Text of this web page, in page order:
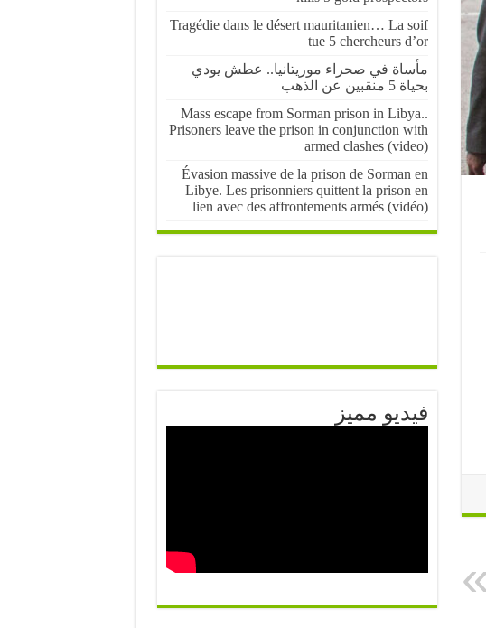
Tragédie dans le désert mauritanien… La soif
tue 5 chercheurs d’or
مأساة في صحراء موريتانيا.. عطش يودي
بحياة 5 منقبين عن الذهب
Mass escape from Sorman prison in Libya..
Prisoners leave the prison in conjunction with
armed clashes (video)
Évasion massive de la prison de Sorman en
Libye. Les prisonniers quittent la prison en
lien avec des affrontements armés (vidéo)
فيديو مميز